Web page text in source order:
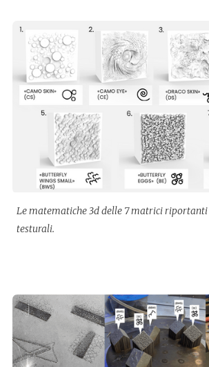
Le matematiche 3d delle 7 matrici
testurali.